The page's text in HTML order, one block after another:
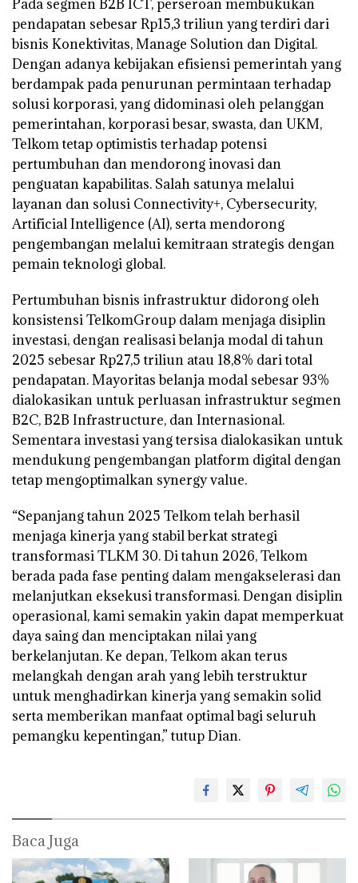
Pada segmen B2B ICT, perseroan membukukan
pendapatan sebesar Rp15,3 triliun yang terdiri dari
bisnis Konektivitas, Manage Solution dan Digital.
Dengan adanya kebijakan efisiensi pemerintah yang
berdampak pada penurunan permintaan terhadap
solusi korporasi, yang didominasi oleh pelanggan
pemerintahan, korporasi besar, swasta, dan UKM,
Telkom tetap optimistis terhadap potensi
pertumbuhan dan mendorong inovasi dan
penguatan kapabilitas. Salah satunya melalui
layanan dan solusi Connectivity+, Cybersecurity,
Artificial Intelligence (AI), serta mendorong
pengembangan melalui kemitraan strategis dengan
pemain teknologi global.
Pertumbuhan bisnis infrastruktur didorong oleh
konsistensi TelkomGroup dalam menjaga disiplin
investasi, dengan realisasi belanja modal di tahun
2025 sebesar Rp27,5 triliun atau 18,8% dari total
pendapatan. Mayoritas belanja modal sebesar 93%
dialokasikan untuk perluasan infrastruktur segmen
B2C, B2B Infrastructure, dan Internasional.
Sementara investasi yang tersisa dialokasikan untuk
mendukung pengembangan platform digital dengan
tetap mengoptimalkan synergy value.
“Sepanjang tahun 2025 Telkom telah berhasil
menjaga kinerja yang stabil berkat strategi
transformasi TLKM 30. Di tahun 2026, Telkom
berada pada fase penting dalam mengakselerasi dan
melanjutkan eksekusi transformasi. Dengan disiplin
operasional, kami semakin yakin dapat memperkuat
daya saing dan menciptakan nilai yang
berkelanjutan. Ke depan, Telkom akan terus
melangkah dengan arah yang lebih terstruktur
untuk menghadirkan kinerja yang semakin solid
serta memberikan manfaat optimal bagi seluruh
pemangku kepentingan,” tutup Dian.
Baca Juga